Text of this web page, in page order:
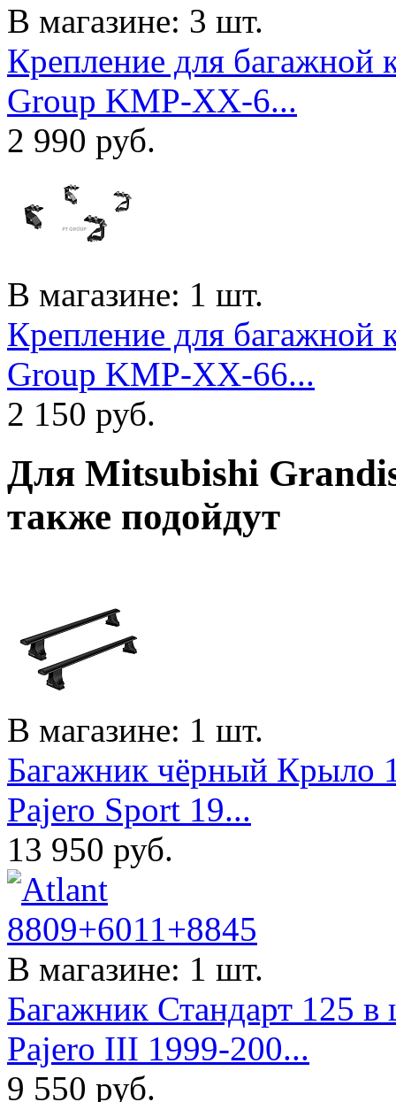
В магазине: 3 шт.
Крепление для багажной
Group KMP-XX-6...
2 990 руб.
В магазине: 1 шт.
Крепление для багажной
Group KMP-XX-66...
2 150 руб.
Для Mitsubishi
также подойдут
В магазине: 1 шт.
Багажник чёрный Крыло
Pajero Sport 19...
13 950 руб.
В магазине: 1 шт.
Багажник Стандарт 125
Pajero III 1999-200...
9 550 руб.